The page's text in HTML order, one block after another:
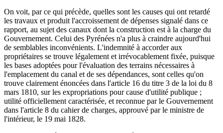
On voit, par ce qui précède, quelles sont les causes qui ont retardé
les travaux et produit l'accroissement de dépenses signalé dans ce
rapport, au sujet des canaux dont la construction est à la charge du
Gouvernement. Celui des Pyrénées n'a plus à craindre aujourd'hui
de semblables inconvénients. L'indemnité à accorder aux
propriétaires se trouve légalement et irrévocablement fixée, puisque
les bases adoptées pour l'évaluation des terrains nécessaires à
l'emplacement du canal et de ses dépendances, sont celles qu'on
trouve clairement énoncées dans l'article 16 du titre 3 de la loi du 8
mars 1810, sur les expropriations pour cause d'utilité publique ;
utilité officiellement caractérisée, et reconnue par le Gouvernement
dans l'article 8 du cahier de charges, approuvé par le ministre de
l'intérieur, le 19 mai 1828.